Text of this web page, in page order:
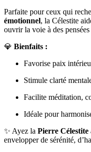
Parfaite pour ceux qui
émotionnel, la Célestite
ouvrir la voie à des
💎 Bienfaits :
Favorise paix
Stimule clarté
Facilite méditation,
Idéale pour
✨ Ayez la Pierre Célestite
envelopper de sérénité,